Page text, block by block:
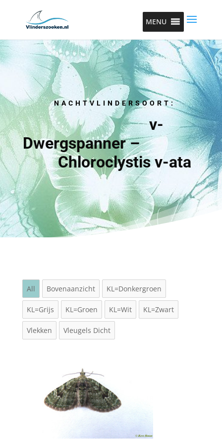
MENU
NACHTVLINDERSOORT:
v-
Dwergspanner –
Chloroclystis v-ata
All Bovenaanzicht KL=Donkergroen
KL=Grijs KL=Groen KL=Wit KL=Zwart
Vlekken Vleugels Dicht